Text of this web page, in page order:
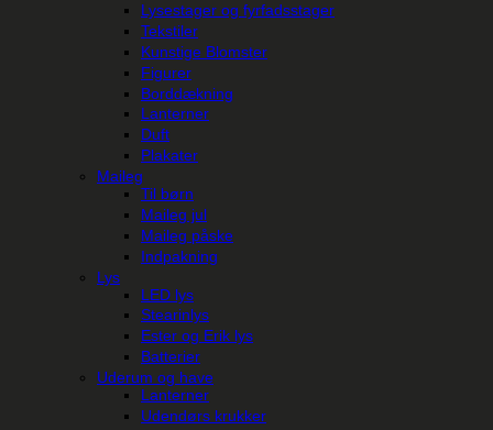
Lysestager og fyrfadsstager
Tekstiler
Kunstige Blomster
Figurer
Borddækning
Lanterner
Duft
Plakater
Maileg
Til børn
Maileg jul
Maileg påske
Indpakning
Lys
LED lys
Stearinlys
Ester og Erik lys
Batterier
Uderum og have
Lanterner
Udendørs krukker